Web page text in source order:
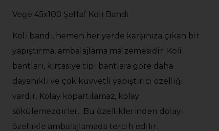
Vege 45x100 Şeffaf Koli Bandı
Koli bandı, hemen her yerde karşınıza çıkan bir
yapıştırma, ambalajlama malzemesidir. Koli
bantları, kırtasiye tipi bantlara göre daha
dayanıklı ve çok kuvvetli yapıştırıcı özelliği
vardır. Kolay kopartılamaz, kolay
sökülemezdirler. Bu özelliklerinden dolayı
özellikle ambalajlamada tercih edilir.